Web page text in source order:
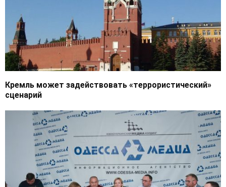
Кремль может задействовать «террористический»
сценарий